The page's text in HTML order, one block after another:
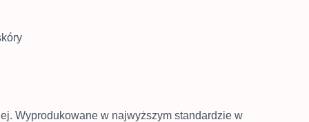
Wyprodukowane w najwyższym standardzie w